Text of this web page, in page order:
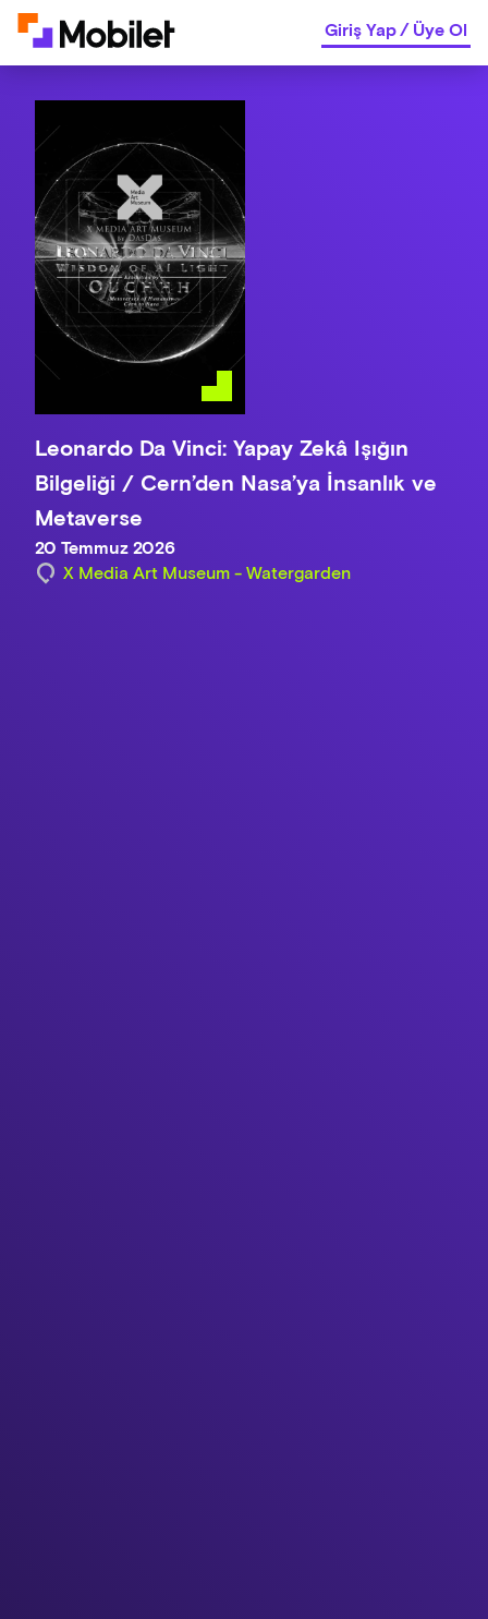
Giriş Yap/Üye Ol
Leonardo Da Vinci: Yapay Zekâ Işığın
Bilgeliği / Cern’den Nasa’ya İnsanlık ve
Metaverse
20 Temmuz 2026
X Media Art Museum - Watergarden